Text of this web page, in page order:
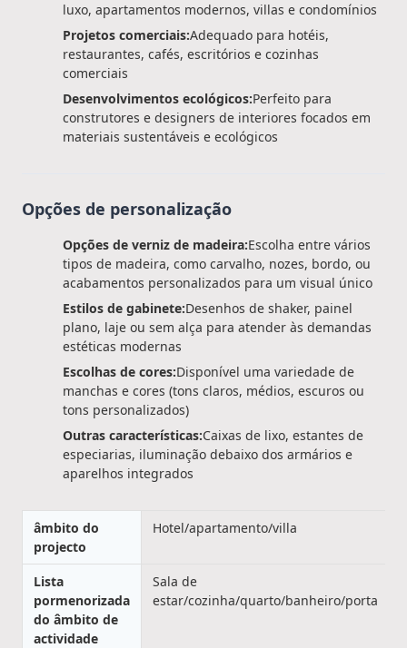
luxo, apartamentos modernos, villas e condomínios
Projetos comerciais:Adequado para hotéis,
restaurantes, cafés, escritórios e cozinhas
comerciais
Desenvolvimentos ecológicos:Perfeito para
construtores e designers de interiores focados em
materiais sustentáveis e ecológicos
Opções de personalização
Opções de verniz de madeira:Escolha entre vários
tipos de madeira, como carvalho, nozes, bordo, ou
acabamentos personalizados para um visual único
Estilos de gabinete:Desenhos de shaker, painel
plano, laje ou sem alça para atender às demandas
estéticas modernas
Escolhas de cores:Disponível uma variedade de
manchas e cores (tons claros, médios, escuros ou
tons personalizados)
Outras características:Caixas de lixo, estantes de
especiarias, iluminação debaixo dos armários e
aparelhos integrados
âmbito do
projecto
Hotel/apartamento/villa
Lista
pormenorizada
do âmbito de
actividade
Sala de
estar/cozinha/quarto/banheiro/porta